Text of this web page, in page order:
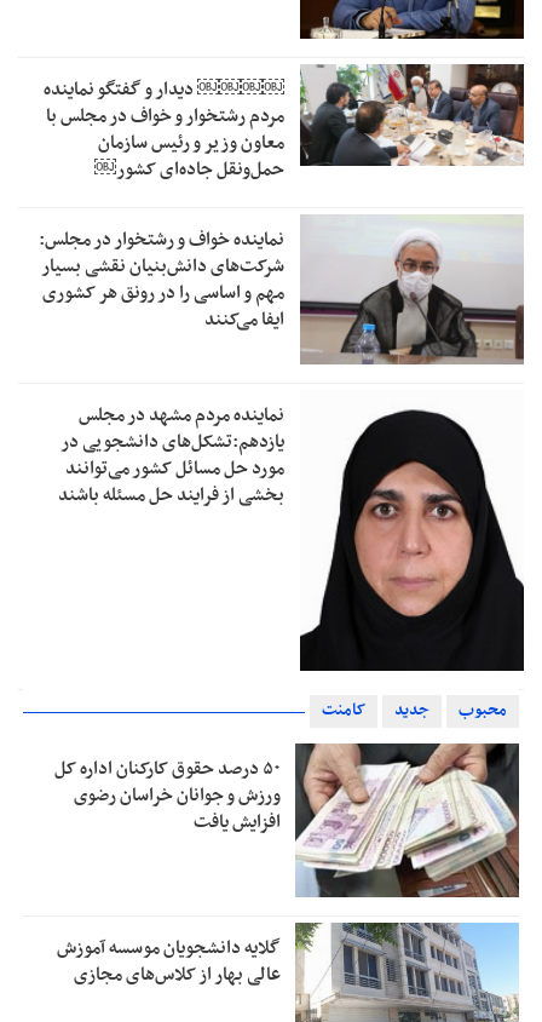
￼￼￼￼‏ دیدار و گفتگو نماینده
مردم رشتخوار و خواف در مجلس با
معاون وزیر و رئیس سازمان
حمل‌ونقل جاده‌ای کشور￼
نماینده خواف و رشتخوار در مجلس:
شرکت‌های دانش‌بنیان نقشی بسیار
مهم و اساسی را در رونق هر کشوری
ایفا می‌کنند
نماینده مردم مشهد در مجلس
یازدهم:تشکل‌های دانشجویی در
مورد حل مسائل کشور می‌توانند
بخشی از فرایند حل مسئله باشند
محبوب جدید کامنت
۵۰ درصد حقوق کارکنان اداره کل
ورزش و جوانان خراسان رضوی
افزایش یافت
گلایه دانشجویان موسسه آموزش
عالی بهار از کلاس‌های مجازی